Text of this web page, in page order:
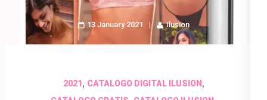
13 January 2021 Ilusion
2021, CATALOGO DIGITAL ILUSION,